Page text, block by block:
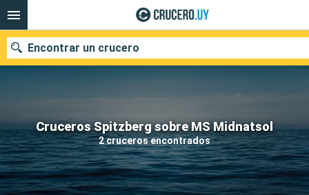
Cruceros Spitzberg sobre MS Midnatsol
2 cruceros encontrados
Encontrar un crucero
Nuestros destinos
Fecha de salida
Puertos Compañías